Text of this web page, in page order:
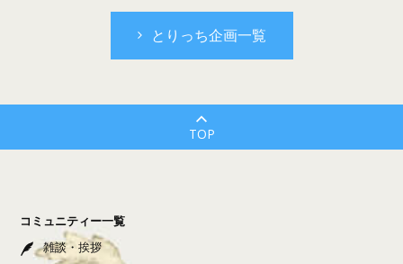
とりっち企画一覧
TOP
コミュニティー一覧
雑談・挨拶